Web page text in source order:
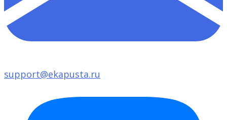
support@ekapusta.ru